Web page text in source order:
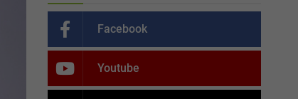
Facebook
Youtube